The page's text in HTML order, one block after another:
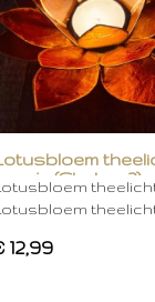
(Chakra 2)
12,99